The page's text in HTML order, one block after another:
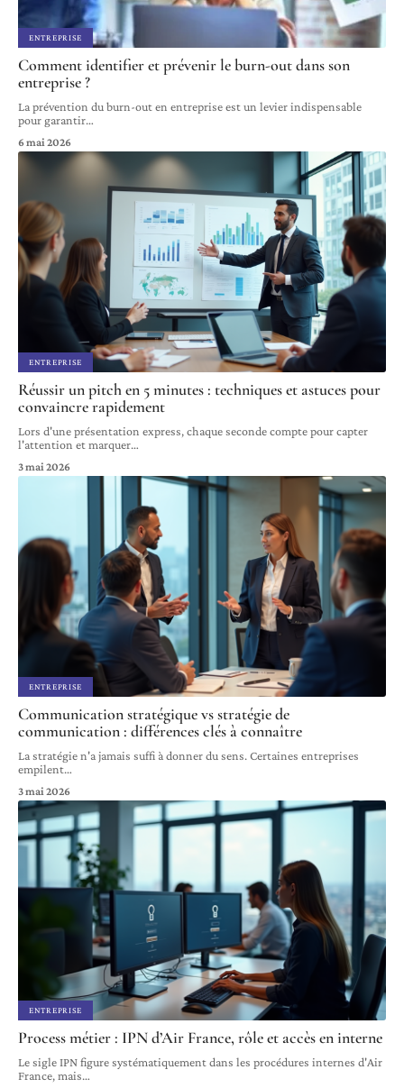
ENTREPRISE
Comment identifier et prévenir le burn-out dans son
entreprise ?
La prévention du burn-out en entreprise est un levier indispensable
pour garantir…
6 mai 2026
ENTREPRISE
Réussir un pitch en 5 minutes : techniques et astuces pour
convaincre rapidement
Lors d'une présentation express, chaque seconde compte pour capter
l'attention et marquer…
3 mai 2026
ENTREPRISE
Communication stratégique vs stratégie de
communication : différences clés à connaître
La stratégie n'a jamais suffi à donner du sens. Certaines entreprises
empilent…
3 mai 2026
ENTREPRISE
Process métier : IPN d’Air France, rôle et accès en interne
Le sigle IPN figure systématiquement dans les procédures internes d'Air
France, mais…